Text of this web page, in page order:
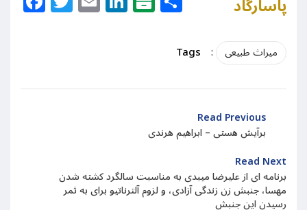
Tags : میراث طبیعی
Read Previous
برآیش هستی – ابراهیم هرندی
Read Next
برنامه ای از علیرضا میبدی به مناسبت سالگرد کشته شدن
مهسا، جنبش زن زندگی آزادی، و لزوم آلترناتیو برای به ثمر
رسیدن این جنبش